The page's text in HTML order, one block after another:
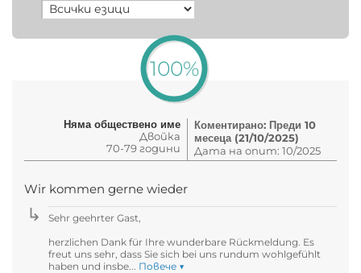
100%
Няма обществено име
Двойка
70-79 години
Коментирано: Преди 10
месеца (21/10/2025)
Дата на опит: 10/2025
Wir kommen gerne wieder
Sehr geehrter Gast,
herzlichen Dank für Ihre wunderbare Rückmeldung. Es
freut uns sehr, dass Sie sich bei uns rundum wohlgefühlt
haben und insbe... Повече ▼